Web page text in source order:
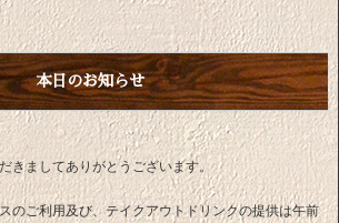
本日のお知らせ
きましてありがとうございます。
のご利用及び、テイクアウトドリンクの提供は午前